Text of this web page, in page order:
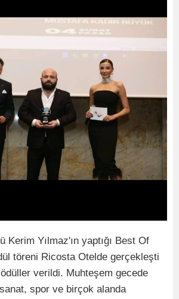
Kerim Yılmaz'ın yaptığı Best Of
töreni Ricosta Otelde gerçekleşti
verildi. Muhteşem gecede
spor ve birçok alanda